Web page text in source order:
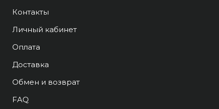
Контакты
Личный кабинет
Оплата
Доставка
Обмен и возврат
FAQ